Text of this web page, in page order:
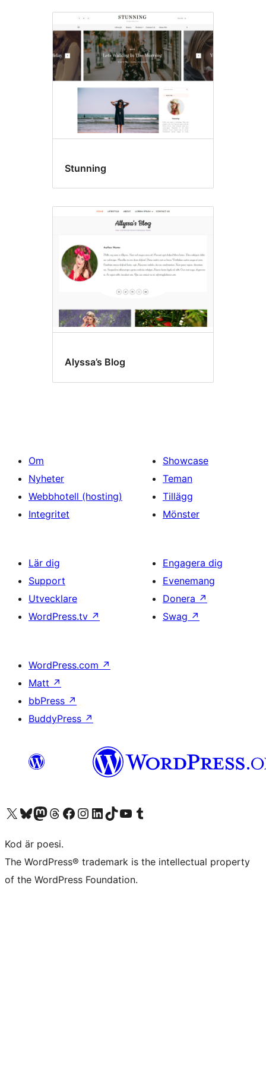
Stunning
Alyssa’s Blog
Om
Nyheter
Webbhotell (hosting)
Integritet
Showcase
Teman
Tillägg
Mönster
Lär dig
Support
Utvecklare
WordPress.tv ↗
Engagera dig
Evenemang
Donera ↗
Swag ↗
WordPress.com ↗
Matt ↗
bbPress ↗
BuddyPress ↗
Besök vår X-konto (f.d. Twitter)
Besök vårt Bluesky-konto
Besök vårt Mastodon-konto
Besök vårt Thread-konto
Besök vår Facebook-sidaBesök vårt Instagram-konto
Besök vårt LinkedIn-konto
Besök vårt TikTok-konto
Besök vår YouTube-kanalBesök vårt Tumblr-konto
Kod är poesi.
The WordPress® trademark is the intellectual property
of the WordPress Foundation.